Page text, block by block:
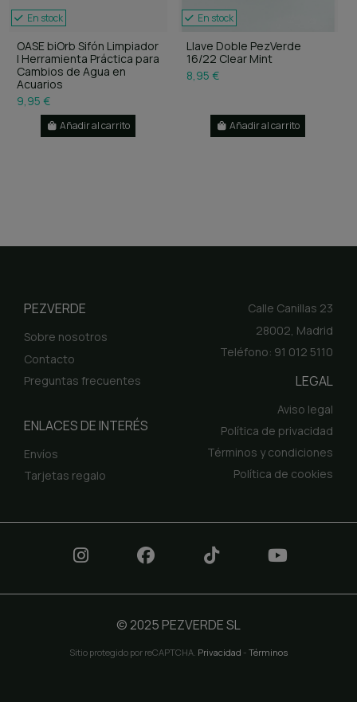
En stock
OASE biOrb Sifón Limpiador
| Herramienta Práctica para
Cambios de Agua en
Acuarios
9,95 €
Añadir al carrito
En stock
Llave Doble PezVerde
16/22 Clear Mint
8,95 €
Añadir al carrito
PEZVERDE
Sobre nosotros
Contacto
Preguntas frecuentes
ENLACES DE INTERÉS
Envíos
Tarjetas regalo
Calle Canillas 23
28002, Madrid
Teléfono: 91 012 5110
LEGAL
Aviso legal
Política de privacidad
Términos y condiciones
Política de cookies
© 2025 PEZVERDE SL
Sitio protegido por reCAPTCHA. Privacidad - Términos